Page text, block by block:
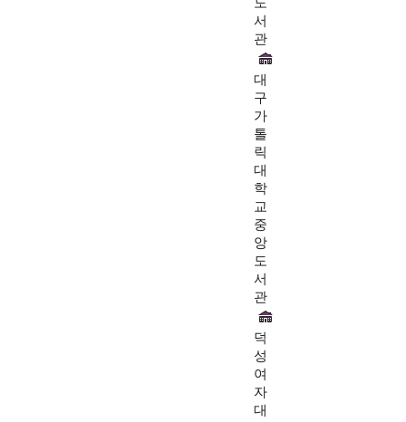
서
관
대
구
가
톨
릭
대
학
교
중
앙
도
서
관
덕
성
여
자
대